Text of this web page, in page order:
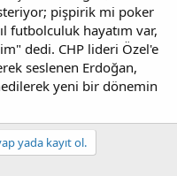
pişpirik mi poker
futbolculuk hayatım var,
dedi. CHP lideri Özel'e
seslenen Erdoğan,
yeni bir dönemin
yada kayıt ol.